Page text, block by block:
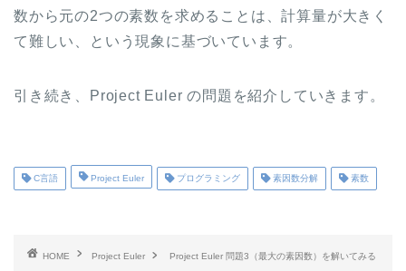
数から元の2つの素数を求めることは、計算量が大きく
て難しい、という現象に基づいています。
引き続き、Project Euler の問題を紹介していきます。
C言語 Project Euler プログラミング 素因数分解 素数
HOME Project Euler Project Euler 問題3（最大の素因数）を解いてみる